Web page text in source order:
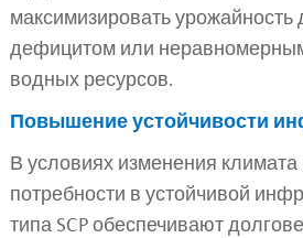
максимизировать урожайность
дефицитом или
водных ресурсов.
Повышение устойчивости
В условиях изменения
потребности в устойчивой
типа SCP обеспечивают